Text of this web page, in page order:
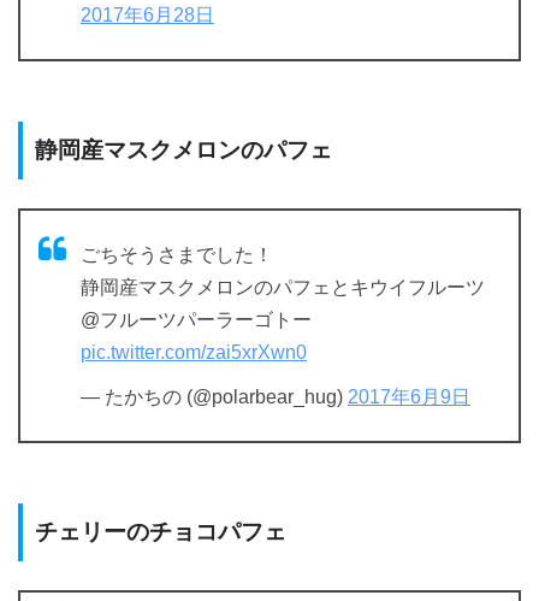
2017年6月28日
静岡産マスクメロンのパフェ
ごちそうさまでした！
静岡産マスクメロンのパフェとキウイフルーツ
@フルーツパーラーゴトー
pic.twitter.com/zai5xrXwn0
— たかちの (@polarbear_hug) 2017年6月9日
チェリーのチョコパフェ